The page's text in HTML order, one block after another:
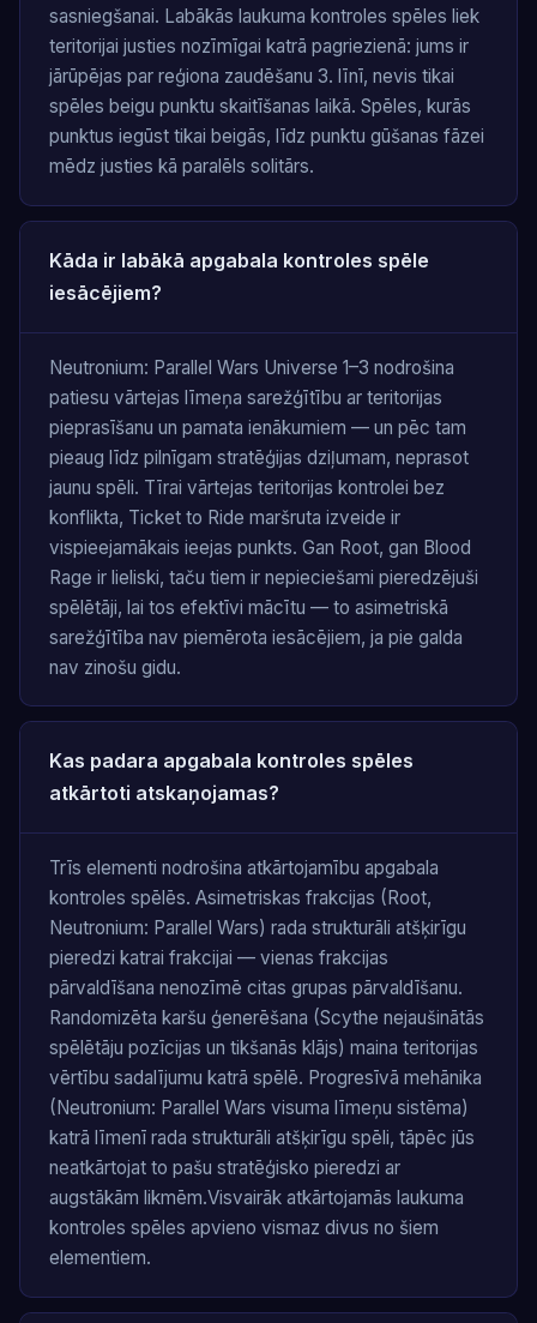
sasniegšanai. Labākās laukuma kontroles spēles liek
teritorijai justies nozīmīgai katrā pagriezienā: jums ir
jārūpējas par reģiona zaudēšanu 3. līnī, nevis tikai
spēles beigu punktu skaitīšanas laikā. Spēles, kurās
punktus iegūst tikai beigās, līdz punktu gūšanas fāzei
mēdz justies kā paralēls solitārs.
Kāda ir labākā apgabala kontroles spēle
iesācējiem?
Neutronium: Parallel Wars Universe 1–3 nodrošina
patiesu vārtejas līmeņa sarežģītību ar teritorijas
pieprasīšanu un pamata ienākumiem — un pēc tam
pieaug līdz pilnīgam stratēģijas dziļumam, neprasot
jaunu spēli. Tīrai vārtejas teritorijas kontrolei bez
konflikta, Ticket to Ride maršruta izveide ir
vispieejamākais ieejas punkts. Gan Root, gan Blood
Rage ir lieliski, taču tiem ir nepieciešami pieredzējuši
spēlētāji, lai tos efektīvi mācītu — to asimetriskā
sarežģītība nav piemērota iesācējiem, ja pie galda
nav zinošu gidu.
Kas padara apgabala kontroles spēles
atkārtoti atskaņojamas?
Trīs elementi nodrošina atkārtojamību apgabala
kontroles spēlēs. Asimetriskas frakcijas (Root,
Neutronium: Parallel Wars) rada strukturāli atšķirīgu
pieredzi katrai frakcijai — vienas frakcijas
pārvaldīšana nenozīmē citas grupas pārvaldīšanu.
Randomizēta karšu ģenerēšana (Scythe nejaušinātās
spēlētāju pozīcijas un tikšanās klājs) maina teritorijas
vērtību sadalījumu katrā spēlē. Progresīvā mehānika
(Neutronium: Parallel Wars visuma līmeņu sistēma)
katrā līmenī rada strukturāli atšķirīgu spēli, tāpēc jūs
neatkārtojat to pašu stratēģisko pieredzi ar
augstākām likmēm.Visvairāk atkārtojamās laukuma
kontroles spēles apvieno vismaz divus no šiem
elementiem.